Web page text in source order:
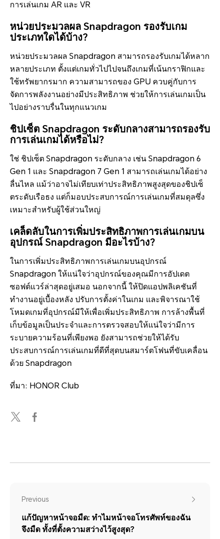
การเล่นเกม AR และ VR
หน่วยประมวลผล Snapdragon รองรับเกม
ประเภทใดได้บ้าง?
หน่วยประมวลผล Snapdragon สามารถรองรับเกมได้หลาก
หลายประเภท ตั้งแต่เกมทั่วไปไปจนถึงเกมที่เน้นกราฟิกและ
ใช้ทรัพยากรมาก ความสามารถของ GPU ควบคู่กับการ
จัดการพลังงานอย่างมีประสิทธิภาพ ช่วยให้การเล่นเกมเป็น
ไปอย่างราบรื่นในทุกแนวเกม
ชิปเซ็ต Snapdragon ระดับกลางสามารถรองรับ
การเล่นเกมได้หรือไม่?
ใช่ ชิปเซ็ต Snapdragon ระดับกลาง เช่น Snapdragon 6
Gen 1 และ Snapdragon 7 Gen 1 สามารถเล่นเกมได้อย่าง
ลื่นไหล แม้ว่าอาจไม่เทียบเท่าประสิทธิภาพสูงสุดของชิปเซ็
ตระดับเรือธง แต่ก็มอบประสบการณ์การเล่นเกมที่สมดุลซึ่ง
เหมาะสำหรับผู้ใช้ส่วนใหญ่
เคล็ดลับในการเพิ่มประสิทธิภาพการเล่นเกมบน
อุปกรณ์ Snapdragon มีอะไรบ้าง?
ในการเพิ่มประสิทธิภาพการเล่นเกมบนอุปกรณ์
Snapdragon ให้แน่ใจว่าอุปกรณ์ของคุณมีการอัปเดต
ซอฟต์แวร์ล่าสุดอยู่เสมอ นอกจากนี้ ให้ปิดแอปพลิเคชันที่
ทำงานอยู่เบื้องหลัง ปรับการตั้งค่าในเกม และพิจารณาใช้
โหมดเกมที่อุปกรณ์มีให้เพื่อเพิ่มประสิทธิภาพ การล้างพื้นที่
เก็บข้อมูลเป็นประจำและการตรวจสอบให้แน่ใจว่ามีการ
ระบายความร้อนที่เพียงพอ ยังสามารถช่วยให้ได้รับ
ประสบการณ์การเล่นเกมที่ดีที่สุดบนสมาร์ตโฟนที่ขับเคลื่อน
ด้วย Snapdragon
ที่มา: HONOR Club
Previous
แก้ปัญหาหน้าจอมืด: ทำไมหน้าจอโทรศัพท์ของฉัน
จึงมืด ทั้งที่ตั้งความสว่างไว้สูงสุด?